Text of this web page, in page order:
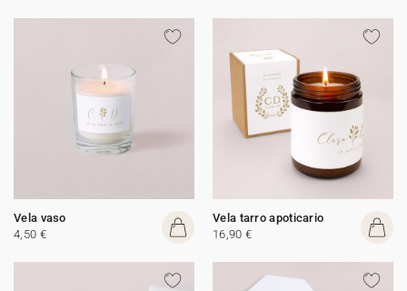
Vela vaso
4,50 €
Vela tarro apoticario
16,90 €